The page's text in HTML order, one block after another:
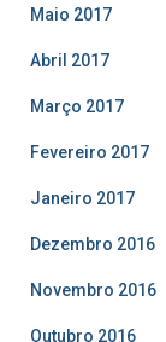
Maio 2017
Abril 2017
Março 2017
Fevereiro 2017
Janeiro 2017
Dezembro 2016
Novembro 2016
Outubro 2016